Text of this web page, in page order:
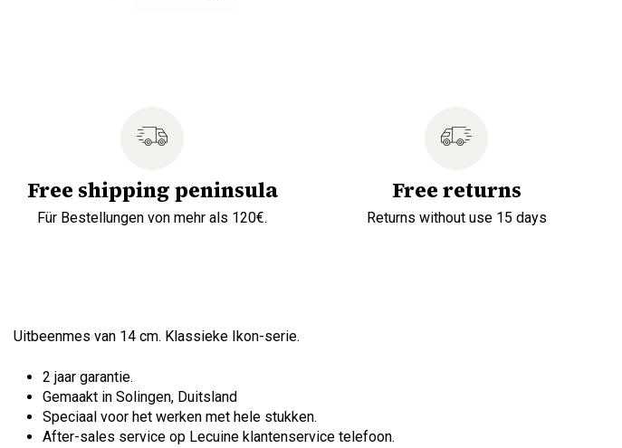
Free shipping peninsula
Für Bestellungen von mehr als 120€.
Free returns
Returns without use 15 days
Uitbeenmes van 14 cm. Klassieke Ikon-serie.
2 jaar garantie.
Gemaakt in Solingen, Duitsland
Speciaal voor het werken met hele stukken.
After-sales service op Lecuine klantenservice telefoon.